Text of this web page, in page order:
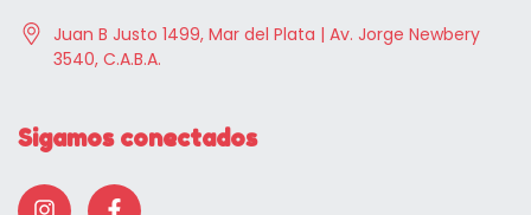
Juan B Justo 1499, Mar del Plata | Av. Jorge Newbery
3540, C.A.B.A.
Sigamos conectados